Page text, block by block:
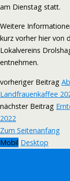
am Dienstag statt.
Weitere
kurz vorher hier von
Lokalvereins
entnehmen.
vorheriger Beitrag
Landfrauenkaffee
nächster Beitrag
2022
Zum Seitenanfang
Mobil Desktop